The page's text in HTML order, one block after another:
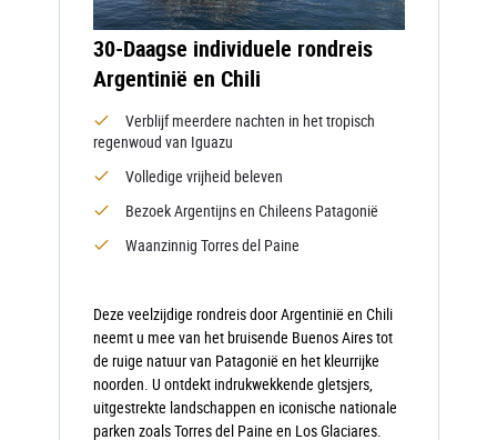
30-Daagse individuele rondreis
Argentinië en Chili
Verblijf meerdere nachten in het tropisch
regenwoud van Iguazu
Volledige vrijheid beleven
Bezoek Argentijns en Chileens Patagonië
Waanzinnig Torres del Paine
Deze veelzijdige rondreis door Argentinië en Chili
neemt u mee van het bruisende Buenos Aires tot
de ruige natuur van Patagonië en het kleurrijke
noorden. U ontdekt indrukwekkende gletsjers,
uitgestrekte landschappen en iconische nationale
parken zoals Torres del Paine en Los Glaciares.